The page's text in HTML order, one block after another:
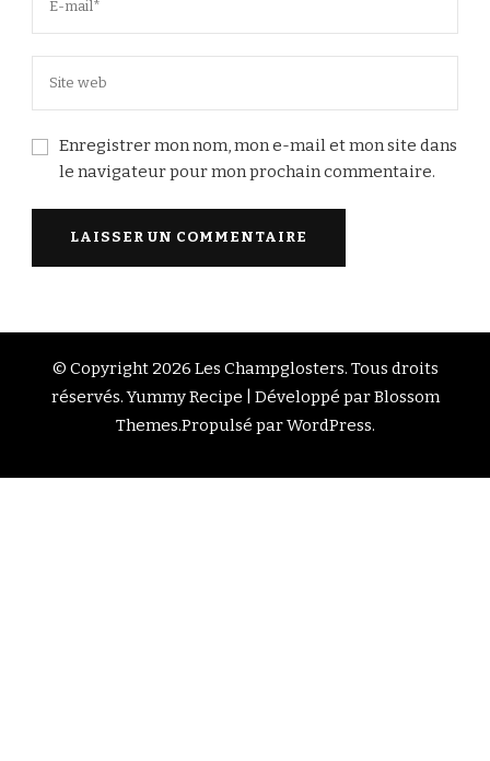
Enregistrer mon nom, mon e-mail et mon site dans
le navigateur pour mon prochain commentaire.
© Copyright 2026 Les Champglosters. Tous droits
réservés.Yummy Recipe | Développé parBlossom
Themes.Propulsé parWordPress.